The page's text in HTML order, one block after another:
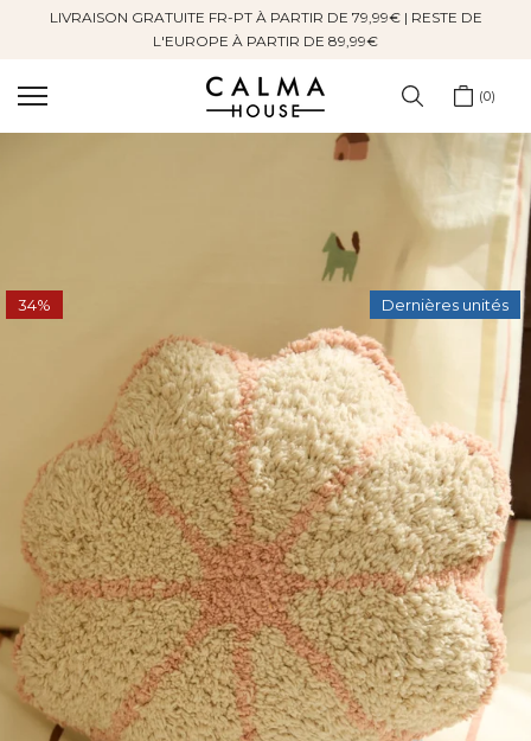
SauterLIVRAISON GRATUITE FR-PT À PARTIR DE 79,99€ | RESTE DE
L'EUROPE À PARTIR DE 89,99€
0
Dernières unités
34%